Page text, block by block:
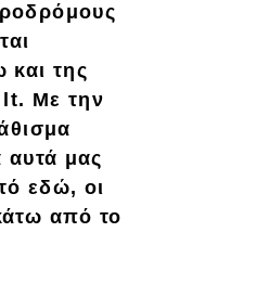
και της
lt. Με την
μας
εδώ, οι
από το